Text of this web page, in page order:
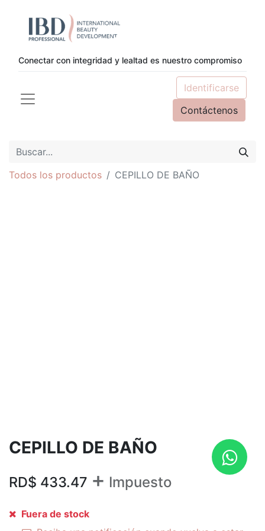
Conectar con integridad y lealtad es nuestro compromiso
Identificarse
Contáctenos
Todos los productos CEPILLO DE BAÑO
CEPILLO DE BAÑO
RD$ 433.47 + Impuesto
Fuera de stock